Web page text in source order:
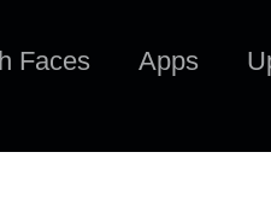
Faces Apps